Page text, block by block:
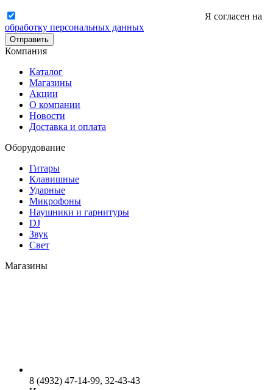
Я согласен на
обработку персональных данных
Отправить
Компания
Каталог
Магазины
Акции
О компании
Новости
Доставка и оплата
Оборудование
Гитары
Клавишные
Ударные
Микрофоны
Наушники и гарнитуры
DJ
Звук
Свет
Магазины
8 (4932) 47-14-99, 32-43-43